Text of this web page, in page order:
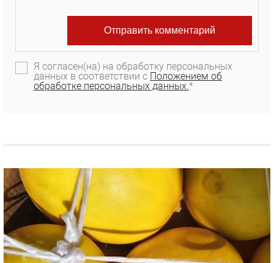
Я согласен(на) на обработку персональных
данных в соответствии с Положением об
обработке персональных данных.*